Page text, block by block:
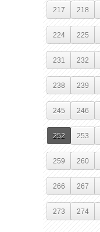
217 218
224 225
231 232
238 239
245 246
252 253
259 260
266 267
273 274